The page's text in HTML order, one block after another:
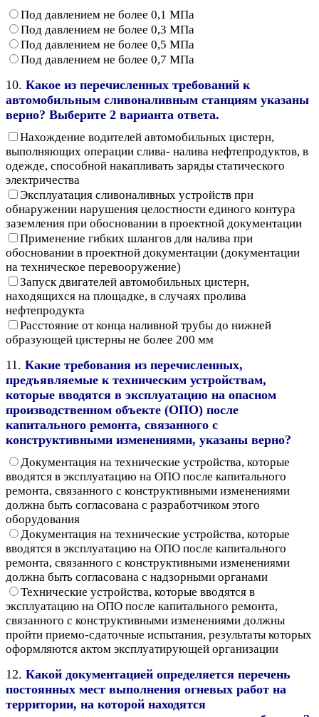
Под давлением не более 0,1 МПа
Под давлением не более 0,3 МПа
Под давлением не более 0,5 МПа
Под давлением не более 0,7 МПа
10. Какое из перечисленных требований к
автомобильным сливоналивным станциям указаны
верно? Выберите 2 варианта ответа.
Нахождение водителей автомобильных цистерн,
выполняющих операции слива- налива нефтепродуктов, в
одежде, способной накапливать заряды статического
электричества
Эксплуатация сливоналивных устройств при
обнаружении нарушения целостности единого контура
заземления при обосновании в проектной документации
Применение гибких шлангов для налива при
обосновании в проектной документации (документации
на техническое перевооружение)
Запуск двигателей автомобильных цистерн,
находящихся на площадке, в случаях пролива
нефтепродукта
Расстояние от конца наливной трубы до нижней
образующей цистерны не более 200 мм
11. Какие требования из перечисленных,
предъявляемые к техническим устройствам,
которые вводятся в эксплуатацию на опасном
производственном объекте (ОПО) после
капитального ремонта, связанного с
конструктивными изменениями, указаны верно?
Документация на технические устройства, которые
вводятся в эксплуатацию на ОПО после капитального
ремонта, связанного с конструктивными изменениями
должна быть согласована с разработчиком этого
оборудования
Документация на технические устройства, которые
вводятся в эксплуатацию на ОПО после капитального
ремонта, связанного с конструктивными изменениями
должна быть согласована с надзорными органами
Технические устройства, которые вводятся в
эксплуатацию на ОПО после капитального ремонта,
связанного с конструктивными изменениями должны
пройти приемо-сдаточные испытания, результаты которых
оформляются актом эксплуатирующей организации
12. Какой документацией определяется перечень
постоянных мест выполнения огневых работ на
территории, на которой находятся